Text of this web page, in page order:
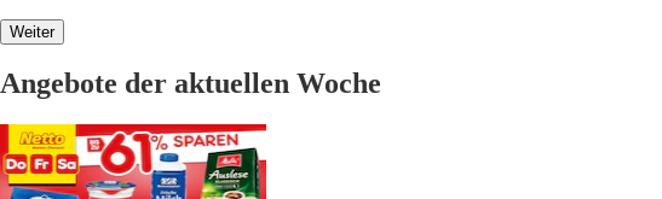
Weiter
Angebote der aktuellen Woche